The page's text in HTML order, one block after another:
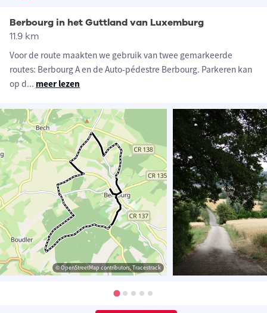
Berbourg in het Guttland van Luxemburg
11.9 km
Voor de route maakten we gebruik van twee gemarkeerde
routes: Berbourg A en de Auto-pédestre Berbourg. Parkeren kan
op d... meer lezen
© OpenStreetMap contributors, Tracestrack